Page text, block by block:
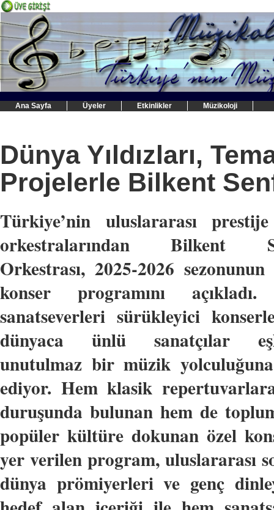
Ana Sayfa Üyeler Etkinlikler Müzikoloji
Dünya Yıldızları,
Projelerle Bilkent
Türkiye’nin uluslararası
orkestralarından Bilkent
Orkestrası, 2025-2026
konser programını
sanatseverleri sürükleyici
dünyaca ünlü sanatçılar
unutulmaz bir müzik
ediyor. Hem klasik
duruşunda bulunan hem de
popüler kültüre dokunan özel
yer verilen program, uluslararası
dünya prömiyerleri ve genç